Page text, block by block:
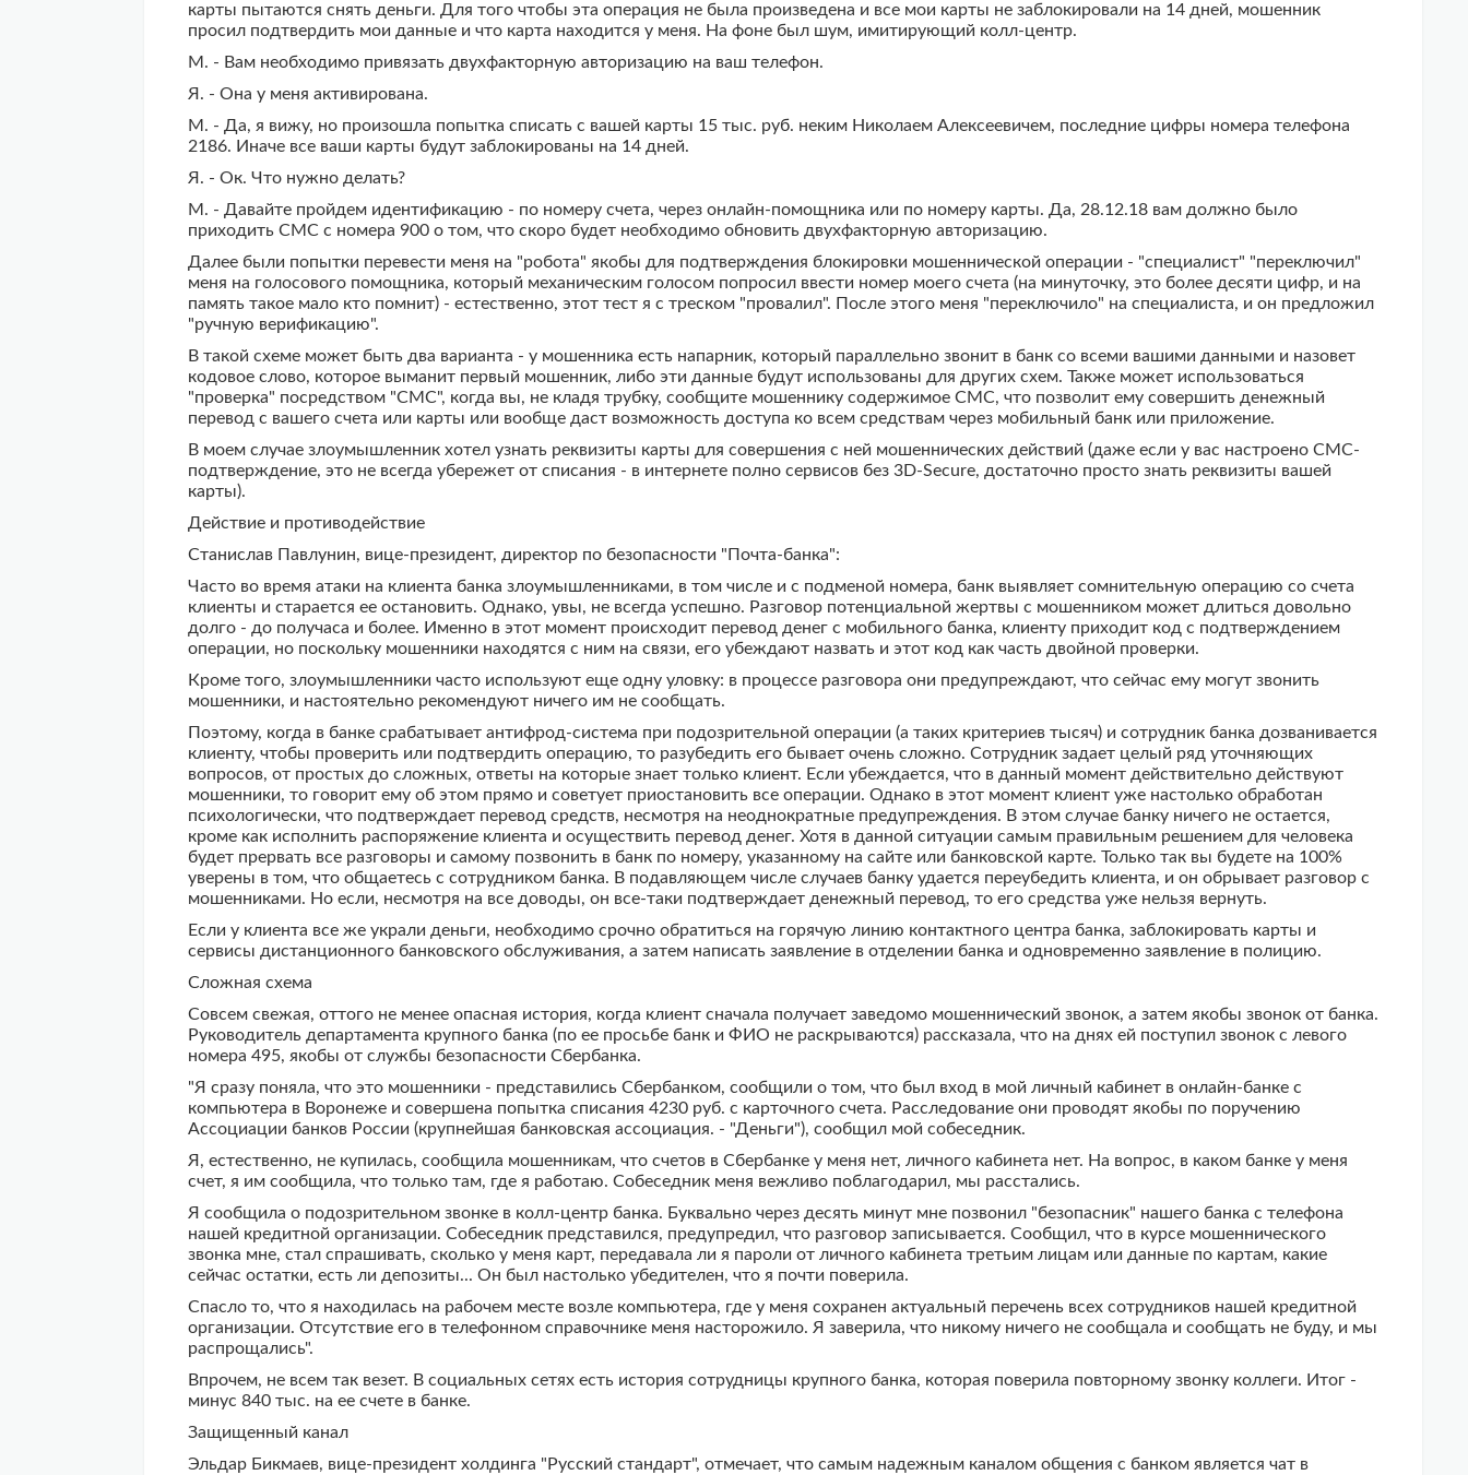
карты пытаются снять деньги. Для того чтобы эта операция не была произведена и все мои карты не заблокировали на 14 дней, мошенник
просил подтвердить мои данные и что карта находится у меня. На фоне был шум, имитирующий колл-центр.
М. - Вам необходимо привязать двухфакторную авторизацию на ваш телефон.
Я. - Она у меня активирована.
М. - Да, я вижу, но произошла попытка списать с вашей карты 15 тыс. руб. неким Николаем Алексеевичем, последние цифры номера телефона
2186. Иначе все ваши карты будут заблокированы на 14 дней.
Я. - Ок. Что нужно делать?
М. - Давайте пройдем идентификацию - по номеру счета, через онлайн-помощника или по номеру карты. Да, 28.12.18 вам должно было
приходить СМС с номера 900 о том, что скоро будет необходимо обновить двухфакторную авторизацию.
Далее были попытки перевести меня на "робота" якобы для подтверждения блокировки мошеннической операции - "специалист" "переключил"
меня на голосового помощника, который механическим голосом попросил ввести номер моего счета (на минуточку, это более десяти цифр, и на
память такое мало кто помнит) - естественно, этот тест я с треском "провалил". После этого меня "переключило" на специалиста, и он предложил
"ручную верификацию".
В такой схеме может быть два варианта - у мошенника есть напарник, который параллельно звонит в банк со всеми вашими данными и назовет
кодовое слово, которое выманит первый мошенник, либо эти данные будут использованы для других схем. Также может использоваться
"проверка" посредством "СМС", когда вы, не кладя трубку, сообщите мошеннику содержимое СМС, что позволит ему совершить денежный
перевод с вашего счета или карты или вообще даст возможность доступа ко всем средствам через мобильный банк или приложение.
В моем случае злоумышленник хотел узнать реквизиты карты для совершения с ней мошеннических действий (даже если у вас настроено СМС-
подтверждение, это не всегда убережет от списания - в интернете полно сервисов без 3D-Seсure, достаточно просто знать реквизиты вашей
карты).
Действие и противодействие
Станислав Павлунин, вице-президент, директор по безопасности "Почта-банка":
Часто во время атаки на клиента банка злоумышленниками, в том числе и с подменой номера, банк выявляет сомнительную операцию со счета
клиенты и старается ее остановить. Однако, увы, не всегда успешно. Разговор потенциальной жертвы с мошенником может длиться довольно
долго - до получаса и более. Именно в этот момент происходит перевод денег с мобильного банка, клиенту приходит код с подтверждением
операции, но поскольку мошенники находятся с ним на связи, его убеждают назвать и этот код как часть двойной проверки.
Кроме того, злоумышленники часто используют еще одну уловку: в процессе разговора они предупреждают, что сейчас ему могут звонить
мошенники, и настоятельно рекомендуют ничего им не сообщать.
Поэтому, когда в банке срабатывает антифрод-система при подозрительной операции (а таких критериев тысяч) и сотрудник банка дозванивается
клиенту, чтобы проверить или подтвердить операцию, то разубедить его бывает очень сложно. Сотрудник задает целый ряд уточняющих
вопросов, от простых до сложных, ответы на которые знает только клиент. Если убеждается, что в данный момент действительно действуют
мошенники, то говорит ему об этом прямо и советует приостановить все операции. Однако в этот момент клиент уже настолько обработан
психологически, что подтверждает перевод средств, несмотря на неоднократные предупреждения. В этом случае банку ничего не остается,
кроме как исполнить распоряжение клиента и осуществить перевод денег. Хотя в данной ситуации самым правильным решением для человека
будет прервать все разговоры и самому позвонить в банк по номеру, указанному на сайте или банковской карте. Только так вы будете на 100%
уверены в том, что общаетесь с сотрудником банка. В подавляющем числе случаев банку удается переубедить клиента, и он обрывает разговор с
мошенниками. Но если, несмотря на все доводы, он все-таки подтверждает денежный перевод, то его средства уже нельзя вернуть.
Если у клиента все же украли деньги, необходимо срочно обратиться на горячую линию контактного центра банка, заблокировать карты и
сервисы дистанционного банковского обслуживания, а затем написать заявление в отделении банка и одновременно заявление в полицию.
Сложная схема
Совсем свежая, оттого не менее опасная история, когда клиент сначала получает заведомо мошеннический звонок, а затем якобы звонок от банка.
Руководитель департамента крупного банка (по ее просьбе банк и ФИО не раскрываются) рассказала, что на днях ей поступил звонок с левого
номера 495, якобы от службы безопасности Сбербанка.
"Я сразу поняла, что это мошенники - представились Сбербанком, сообщили о том, что был вход в мой личный кабинет в онлайн-банке с
компьютера в Воронеже и совершена попытка списания 4230 руб. с карточного счета. Расследование они проводят якобы по поручению
Ассоциации банков России (крупнейшая банковская ассоциация. - "Деньги"), сообщил мой собеседник.
Я, естественно, не купилась, сообщила мошенникам, что счетов в Сбербанке у меня нет, личного кабинета нет. На вопрос, в каком банке у меня
счет, я им сообщила, что только там, где я работаю. Собеседник меня вежливо поблагодарил, мы расстались.
Я сообщила о подозрительном звонке в колл-центр банка. Буквально через десять минут мне позвонил "безопасник" нашего банка с телефона
нашей кредитной организации. Собеседник представился, предупредил, что разговор записывается. Сообщил, что в курсе мошеннического
звонка мне, стал спрашивать, сколько у меня карт, передавала ли я пароли от личного кабинета третьим лицам или данные по картам, какие
сейчас остатки, есть ли депозиты... Он был настолько убедителен, что я почти поверила.
Спасло то, что я находилась на рабочем месте возле компьютера, где у меня сохранен актуальный перечень всех сотрудников нашей кредитной
организации. Отсутствие его в телефонном справочнике меня насторожило. Я заверила, что никому ничего не сообщала и сообщать не буду, и мы
распрощались".
Впрочем, не всем так везет. В социальных сетях есть история сотрудницы крупного банка, которая поверила повторному звонку коллеги. Итог -
минус 840 тыс. на ее счете в банке.
Защищенный канал
Эльдар Бикмаев, вице-президент холдинга "Русский стандарт", отмечает, что самым надежным каналом общения с банком является чат в